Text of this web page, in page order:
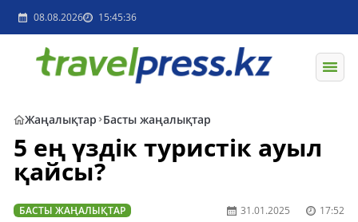
08.08.2026 15:45:36
Жаңалықтар Басты жаңалықтар
5 ең үздік туристік ауыл
қайсы?
БАСТЫ ЖАҢАЛЫҚТАР 31.01.2025 17:52